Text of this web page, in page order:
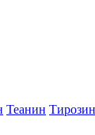
Теанин Тирозин